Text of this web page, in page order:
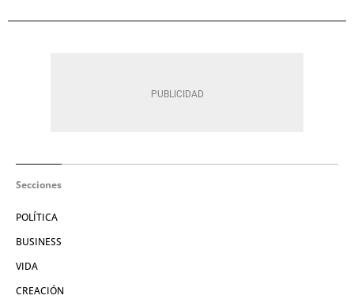
Secciones
POLÍTICA
BUSINESS
VIDA
CREACIÓN